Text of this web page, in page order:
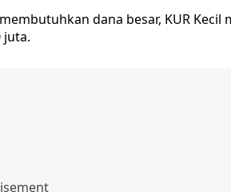
dana besar, KUR Kecil
juta.